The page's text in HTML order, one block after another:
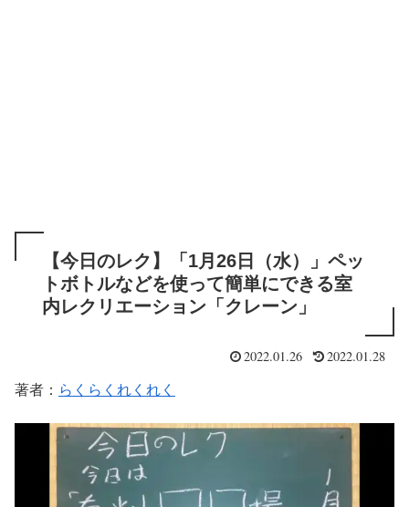
【今日のレク】「1月26日（水）」ペッ
トボトルなどを使って簡単にできる室
内レクリエーション「クレーン」
2022.01.26 2022.01.28
著者： らくらくれくれく